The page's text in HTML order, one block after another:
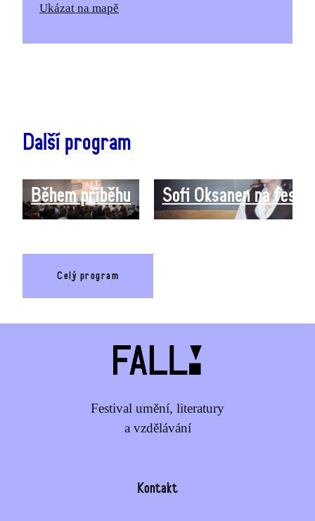
Ukázat na mapě
Další program
Během příběhu Sofi Oksanen na
Celý program
Festival umění, literatury
a vzdělávání
Kontakt